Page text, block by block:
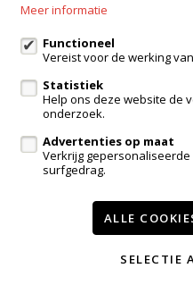
Kantoor Kampenhout
Zeypestraat 52B,
eigenaarslogin
Te koop Te huur
Onze diensten
Wijzig cookie voorkeuren
privacy
Meer informatie
Functioneel
Vereist voor de werking
Statistiek
Help ons deze website de
onderzoek.
Advertenties op maat
Verkrijg
surfgedrag.
ALLE
SELECTIE